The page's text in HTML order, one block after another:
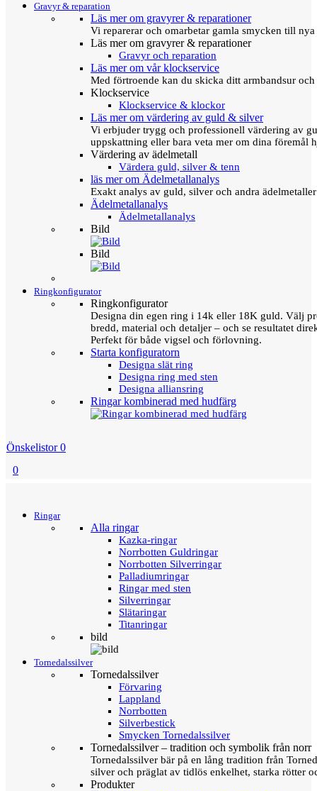
Gravyr & reparation
Läs mer om gravyrer & reparationer
Vi reparerar och omarbetar gamla smycken till
Läs mer om gravyrer & reparationer
Gravyr och reparation
Läs mer om vår klockservice
Med förtroende kan du skicka ditt armbandsur
Klockservice
Klockservice & klockor
Läs mer om värdering av guld & silver
Vi erbjuder trygg och professionell värdering av
uppskattning eller bara veta mer om dina föremål
Värdering av ädelmetall
Värdera guld, silver & tenn
läs mer om Ädelmetallanalys
Exakt analys av guld, silver och andra
Ädelmetallanalys
Ädelmetallanalys
Bild
Bild
Ringkonfigurator
Ringkonfigurator
Designa din egen ring i 14k eller 18K guld. Välj
bredd, material och detaljer – och se resultatet
Perfekt för både vigsel och förlovning.
Starta konfiguratorn
Designa slät ring
Designa ring med sten
Designa alliansring
Ringar kombinerad med hudfärg
Önskelistor 0
0
Ringar
Alla ringar
Kazka-ringar
Norrbotten Guldringar
Norrbotten Silverringar
Palladiumringar
Ringar med sten
Silverringar
Slätaringar
Titanringar
bild
Tornedalssilver
Tornedalssilver
Förvaring
Lappland
Norrbotten
Silverbestick
Smycken Tornedalssilver
Tornedalssilver – tradition och symbolik från norr
Tornedalssilver bär på en lång tradition från
silver och präglat av tidlös enkelhet, starka rötter
Produkter